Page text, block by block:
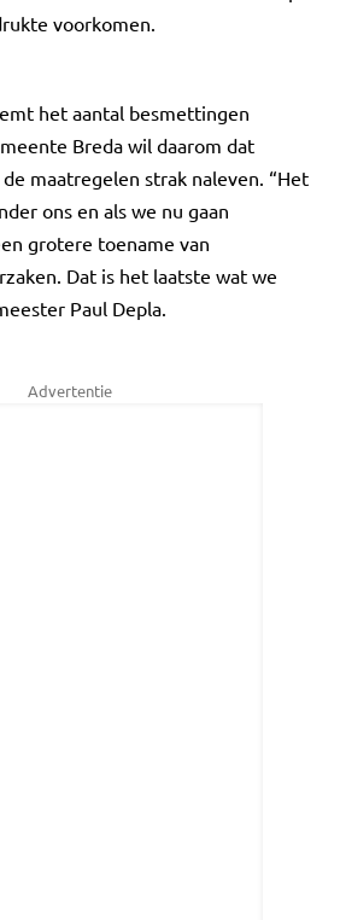
voorkomen.
het aantal besmettingen
Breda wil daarom dat
maatregelen strak naleven. “Het
ons en als we nu gaan
grotere toename van
Dat is het laatste wat we
Paul Depla.
Advertentie